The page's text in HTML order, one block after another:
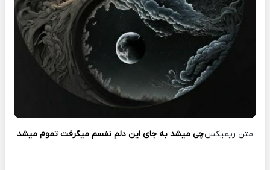
متن ریمیکسچی میشد به جای این دلم نفسم میگرفت تموم میشد